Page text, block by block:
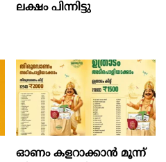
ലക്ഷം പിന്നിട്ടു
ഓണം കളറാക്കാന്‍ മൂന്ന്